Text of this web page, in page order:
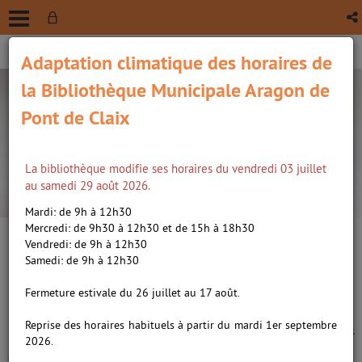
recherche avancée
Mitsuboshi colors 01
Mitsuboshi Colors, 1 /Katsuwo.
Adaptation climatique des horaires de
la Bibliothèque Municipale Aragon de
Pont de Claix
La bibliothèque modifie ses horaires du vendredi 03 juillet
au samedi 29 août 2026.
Mardi: de 9h à 12h30
Mercredi: de 9h30 à 12h30 et de 15h à 18h30
Vendredi: de 9h à 12h30
Samedi: de 9h à 12h30
Fermeture estivale du 26 juillet au 17 août.
Reprise des horaires habituels à partir du mardi 1er septembre
2026.